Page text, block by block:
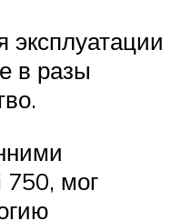
в разы
мог